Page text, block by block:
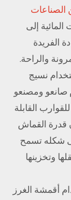
الصناعات
إلى
الفريدة
والراحة.
نسيج
صانعو ومصنعو
القابلة
قدرة القماش
شكله تسمح
وتخزينها
أقمشة الغرز